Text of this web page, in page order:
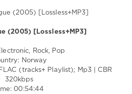
(2005) [Lossless+MP3]
Rock, Pop
Norway
(tracks+ Playlist); Mp3 | CBR
320kbps
00:54:44